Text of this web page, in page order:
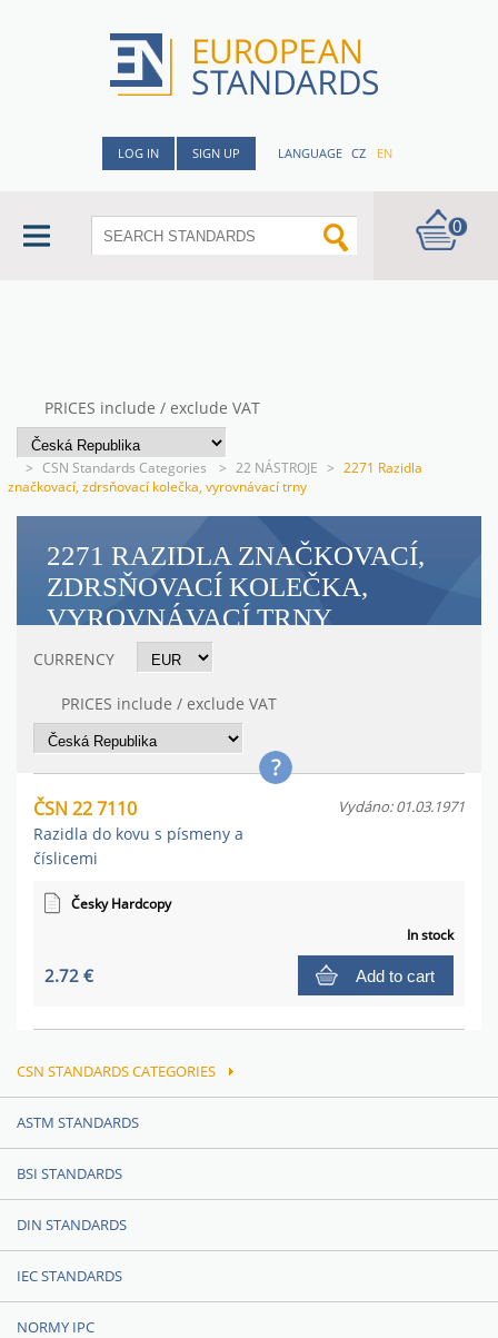
LOG IN SIGN UP LANGUAGE CZ EN
0
PRICES include / exclude VAT
> CSN Standards Categories > 22 NÁSTROJE > 2271 Razidla
značkovací, zdrsňovací kolečka, vyrovnávací trny
2271 RAZIDLA ZNAČKOVACÍ,
ZDRSŇOVACÍ KOLEČKA,
VYROVNÁVACÍ TRNY
CURRENCY
PRICES include / exclude VAT
ČSN 22 7110
Razidla do kovu s písmeny a
číslicemi
Vydáno: 01.03.1971
Česky Hardcopy
In stock
2.72 € Add to cart
CSN STANDARDS CATEGORIES
ASTM STANDARDS
BSI STANDARDS
DIN STANDARDS
IEC STANDARDS
NORMY IPC